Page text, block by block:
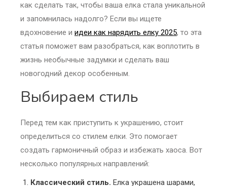
как сделать так, чтобы ваша елка стала уникальной
и запомнилась надолго? Если вы ищете
вдохновение и идеи как нарядить елку 2025, то эта
статья поможет вам разобраться, как воплотить в
жизнь необычные задумки и сделать ваш
новогодний декор особенным.
Выбираем стиль
Перед тем как приступить к украшению, стоит
определиться со стилем елки. Это помогает
создать гармоничный образ и избежать хаоса. Вот
несколько популярных направлений:
Классический стиль. Елка украшена шарами,